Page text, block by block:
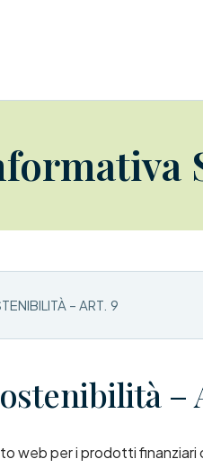
– ART. 9
–
web per i prodotti